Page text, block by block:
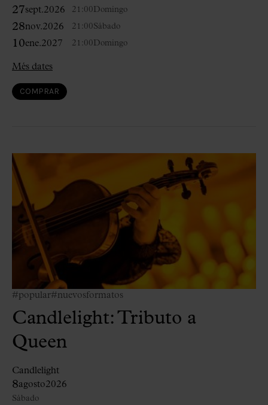
27sept.2026 21:00Domingo
28nov.2026 21:00Sábado
10ene.2027 21:00Domingo
Més dates
COMPRAR
#popular#nuevosformatos
Candlelight: Tributo a
Queen
Candlelight
8agosto2026
Sábado